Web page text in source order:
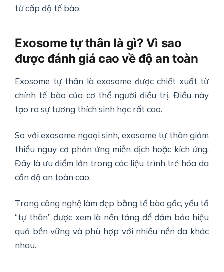
từ cấp độ tế bào.
Exosome tự thân là gì? Vì sao
được đánh giá cao về độ an toàn
Exosome tự thân là exosome được chiết xuất từ
chính tế bào của cơ thể người điều trị. Điều này
tạo ra sự tương thích sinh học rất cao.
So với exosome ngoại sinh, exosome tự thân giảm
thiểu nguy cơ phản ứng miễn dịch hoặc kích ứng.
Đây là ưu điểm lớn trong các liệu trình trẻ hóa da
cần độ an toàn cao.
Trong công nghệ làm đẹp bằng tế bào gốc, yếu tố
“tự thân” được xem là nền tảng để đảm bảo hiệu
quả bền vững và phù hợp với nhiều nền da khác
nhau.